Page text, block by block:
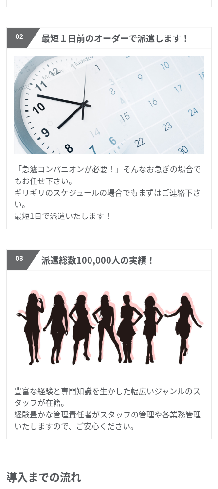
02 最短１日前のオーダーで派遣します！
「急遽コンパニオンが必要！」そんなお急ぎの場合で
もお任せ下さい。
ギリギリのスケジュールの場合でもまずはご連絡下さ
い。
最短1日で派遣いたします！
03 派遣総数100,000人の実績！
豊富な経験と専門知識を生かした幅広いジャンルのス
タッフが在籍。
経験豊かな管理責任者がスタッフの管理や各業務管理
いたしますので、ご安心ください。
導入までの流れ